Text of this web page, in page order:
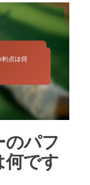
パフ
何です